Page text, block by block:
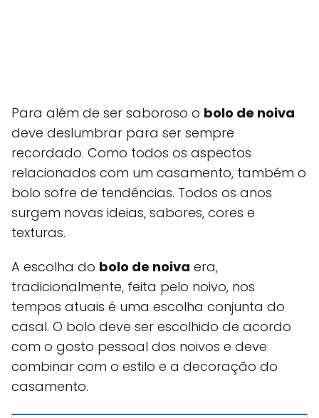
Para além de ser saboroso o bolo de noiva
deve deslumbrar para ser sempre
recordado. Como todos os aspectos
relacionados com um casamento, também o
bolo sofre de tendências. Todos os anos
surgem novas ideias, sabores, cores e
texturas.
A escolha do bolo de noiva era,
tradicionalmente, feita pelo noivo, nos
tempos atuais é uma escolha conjunta do
casal. O bolo deve ser escolhido de acordo
com o gosto pessoal dos noivos e deve
combinar com o estilo e a decoração do
casamento.